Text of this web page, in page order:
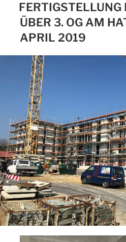
FERTIGSTELLUNG
ÜBER 3. OG AM
APRIL 2019